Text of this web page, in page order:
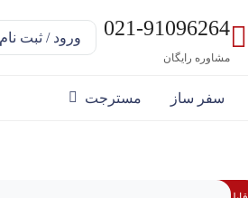
021-91096264
مشاوره رایگان
ورود / ثبت نام
سفر ساز مسترجت